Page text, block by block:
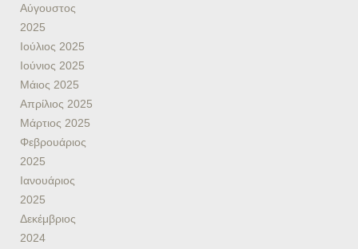
Αύγουστος
2025
Ιούλιος 2025
Ιούνιος 2025
Μάιος 2025
Απρίλιος 2025
Μάρτιος 2025
Φεβρουάριος
2025
Ιανουάριος
2025
Δεκέμβριος
2024